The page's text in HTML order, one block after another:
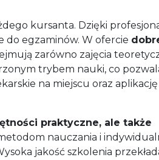
kursanta. Dzięki
do egzaminów. W ofercie
zarówno zajęcia
trybem nauki, co
na miejscu oraz aplikację
praktyczne, ale także
nauczania i
jakość szkolenia